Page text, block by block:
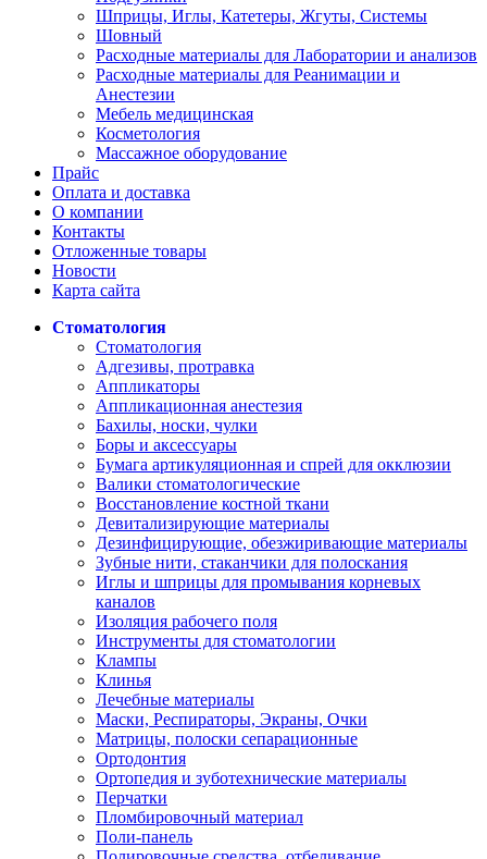
Шприцы, Иглы, Катетеры, Жгуты, Системы
Шовный
Расходные материалы для Лаборатории и анализов
Расходные материалы для Реанимации и
Анестезии
Мебель медицинская
Косметология
Массажное оборудование
Прайс
Оплата и доставка
О компании
Контакты
Отложенные товары
Новости
Карта сайта
Стоматология
Стоматология
Адгезивы, протравка
Аппликаторы
Аппликационная анестезия
Бахилы, носки, чулки
Боры и аксессуары
Бумага артикуляционная и спрей для окклюзии
Валики стоматологические
Восстановление костной ткани
Девитализирующие материалы
Дезинфицирующие, обезжиривающие материалы
Зубные нити, стаканчики для полоскания
Иглы и шприцы для промывания корневых
каналов
Изоляция рабочего поля
Инструменты для стоматологии
Клампы
Клинья
Лечебные материалы
Маски, Респираторы, Экраны, Очки
Матрицы, полоски сепарационные
Ортодонтия
Ортопедия и зуботехнические материалы
Перчатки
Пломбировочный материал
Поли-панель